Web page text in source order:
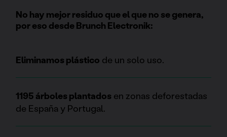
No hay mejor residuo que el que no se genera,
por eso desde Brunch Electronik:
Eliminamos plástico de un solo uso.
1195 árboles plantados en zonas deforestadas
de España y Portugal.